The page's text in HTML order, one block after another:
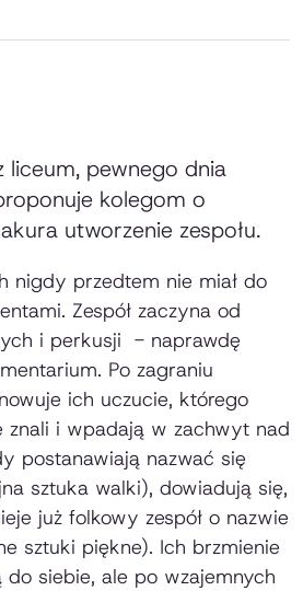
liceum, pewnego dnia
kolegom o
utworzenie zespołu.
nigdy przedtem nie miał do
Zespół zaczyna od
i perkusji - naprawdę
Po zagraniu
ich uczucie, którego
znali i wpadają w zachwyt nad
postanawiają nazwać się
sztuka walki), dowiadują się,
już folkowy zespół o nazwie
sztuki piękne). Ich brzmienie
siebie, ale po wzajemnych